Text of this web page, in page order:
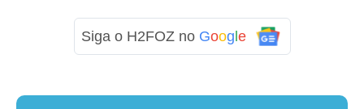
Siga o H2FOZ no Google